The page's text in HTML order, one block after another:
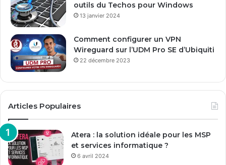
outils du Techos pour Windows
13 janvier 2024
Comment configurer un VPN
Wireguard sur l’UDM Pro SE d’Ubiquiti
22 décembre 2023
Articles Populaires
Atera : la solution idéale pour les MSP
et services informatique ?
6 avril 2024